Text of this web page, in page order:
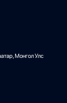
Монгол Улс